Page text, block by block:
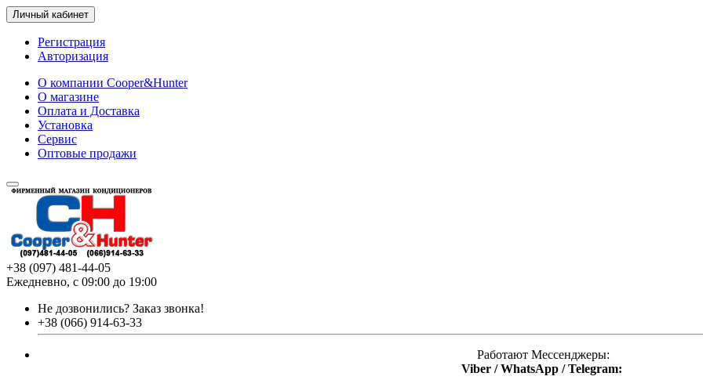
Личный кабинет
Регистрация
Авторизация
О компании Cooper&Hunter
О магазине
Оплата и Доставка
Установка
Сервис
Оптовые продажи
+38 (097) 481-44-05
Ежедневно, с 09:00 до 19:00
Не дозвонились? Заказ звонка!
+38 (066) 914-63-33
Работают Мессенджеры:
Viber / WhatsApp / Telegram: